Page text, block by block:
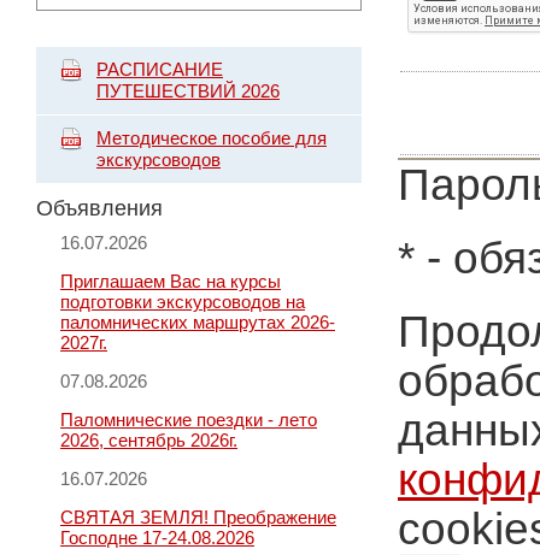
РАСПИСАНИЕ
ПУТЕШЕСТВИЙ 2026
Методическое пособие для
экскурсоводов
Объявления
16.07.2026
Приглашаем Вас на курсы
подготовки экскурсоводов на
паломнических маршрутах 2026-
2027г.
07.08.2026
Паломнические поездки - лето
2026, сентябрь 2026г.
16.07.2026
СВЯТАЯ ЗЕМЛЯ! Преображение
Господне 17-24.08.2026
* -